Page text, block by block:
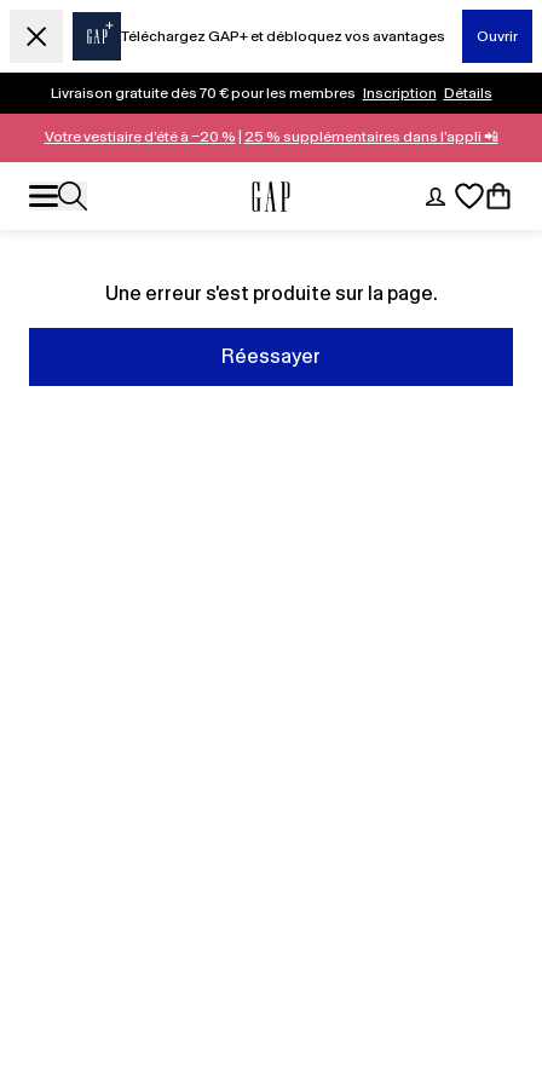
Téléchargez GAP+ et débloquez vos avantages Ouvrir
Livraison gratuite dès 70 € pour les membres Inscription Détails
Votre vestiaire d’été à −20 % 25 % supplémentaires dans l’appli 📲
Une erreur s'est produite sur la page.
Réessayer